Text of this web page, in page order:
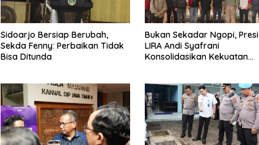
Sidoarjo Bersiap Berubah,
Sekda Fenny: Perbaikan Tidak
Bisa Ditunda
Bukan Sekadar Ngopi,
LIRA Andi Syafrani
Konsolidasikan Kekuatan